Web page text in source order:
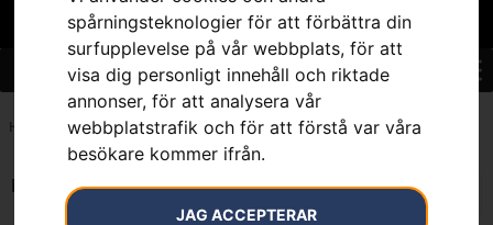
spårningsteknologier för att förbättra din
surfupplevelse på vår webbplats, för att
visa dig personligt innehåll och riktade
annonser, för att analysera vår
webbplatstrafik och för att förstå var våra
besökare kommer ifrån.
JAG ACCEPTERAR
Hem 7391736511131
Endast ett sökresultat